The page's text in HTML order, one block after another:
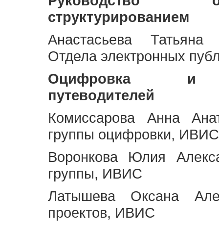
структурированием
Анастасьева Татьяна
Отдела электронных
Оцифровка и
путеводителей
Комиссарова Анна
группы оцифровки, ИВИС
Воронкова Юлия
группы, ИВИС
Латышева Оксана
проектов, ИВИС